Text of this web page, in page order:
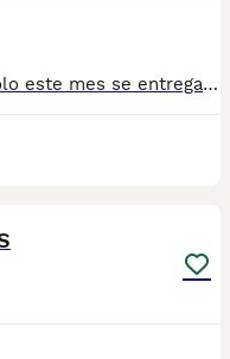
Ultimos cachorritos de caniche solo este mes se entregan vacunados desparasitados y en perfectas condiciones solo gente amantes de la raza gracias